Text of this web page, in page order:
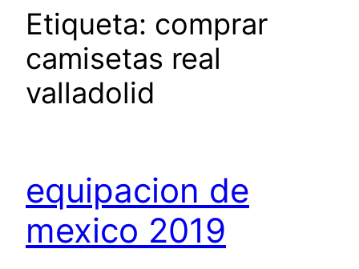
Etiqueta: comprar
camisetas real
valladolid
equipacion de
mexico 2019